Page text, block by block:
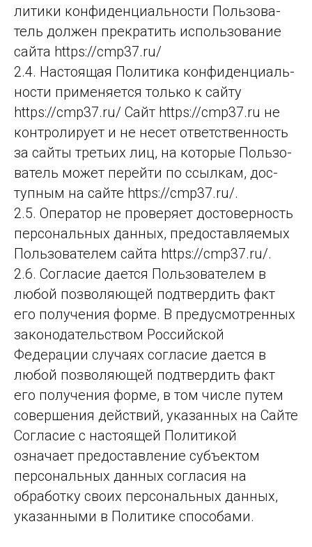
ли­ти­ки кон­фи­ден­ци­аль­нос­ти Поль­зо­ва­
тель дол­жен прек­ра­тить ис­поль­зо­ва­ние
сай­та https://cmp37.ru/
2.4. Насто­ящая По­ли­ти­ка кон­фи­ден­ци­аль­
нос­ти при­ме­ня­ет­ся толь­ко к сай­ту
https://cmp37.ru/ Сайт https://cmp37.ru не
кон­тро­ли­ру­ет и не не­сет от­ветс­твен­ность
за сай­ты треть­их лиц, на ко­то­рые Поль­зо­
ва­тель мо­жет пе­рей­ти по ссыл­кам, дос­
туп­ным на сай­те https://cmp37.ru/.
2.5. Оператор не про­ве­ря­ет дос­то­вер­ность
пер­со­наль­ных дан­ных, пре­дос­тав­ля­емых
Поль­зо­ва­те­лем сай­та https://cmp37.ru/.
2.6. Согласие дается Пользователем в
любой позволяющей подтвердить факт
его получения форме. В предусмотренных
законодательством Российской
Федерации случаях согласие дается в
любой позволяющей подтвердить факт
его получения форме, в том числе путем
совершения действий, указанных на Сайте
Согласие с настоящей Политикой
означает предоставление субъектом
персональных данных согласия на
обработку своих персональных данных,
указанными в Политике способами.